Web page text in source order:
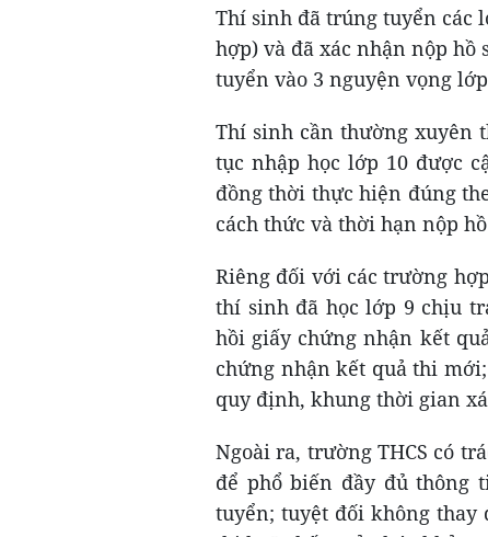
Thí sinh đã trúng tuyển các
hợp) và đã xác nhận nộp
tuyển vào 3 nguyện vọng
Thí sinh cần thường xuyên
tục nhập học lớp 10 được
đồng thời thực hiện đúng
cách thức và thời hạn nộp
Riêng đối với các trường
thí sinh đã học lớp 9 chịu
hồi giấy chứng nhận kết
chứng nhận kết quả thi
quy định, khung thời gian
Ngoài ra, trường THCS có
để phổ biến đầy đủ
tuyển; tuyệt đối không thay